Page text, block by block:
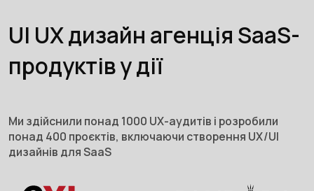
UI UX дизайн агенція SaaS-
продуктів у дії
Ми здійснили понад 1000 UX-аудитів і розробили
понад 400 проєктів, включаючи створення UX/UI
дизайнів для SaaS